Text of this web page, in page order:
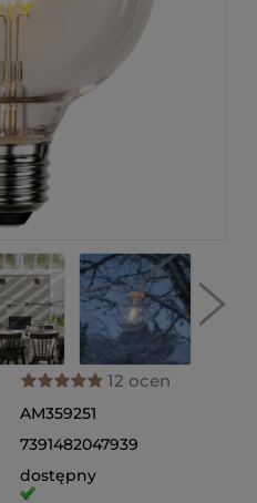
12 ocen
AM359251
7391482047939
dostępny